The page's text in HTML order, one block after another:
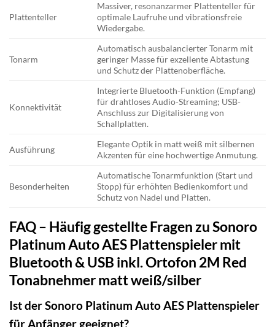
Plattenteller
Massiver, resonanzarmer Plattenteller für
optimale Laufruhe und vibrationsfreie
Wiedergabe.
Tonarm
Automatisch ausbalancierter Tonarm mit
geringer Masse für exzellente Abtastung
und Schutz der Plattenoberfläche.
Konnektivität
Integrierte Bluetooth-Funktion (Empfang)
für drahtloses Audio-Streaming; USB-
Anschluss zur Digitalisierung von
Schallplatten.
Ausführung
Elegante Optik in matt weiß mit silbernen
Akzenten für eine hochwertige Anmutung.
Besonderheiten
Automatische Tonarmfunktion (Start und
Stopp) für erhöhten Bedienkomfort und
Schutz von Nadel und Platten.
FAQ – Häufig gestellte Fragen zu Sonoro
Platinum Auto AES Plattenspieler mit
Bluetooth & USB inkl. Ortofon 2M Red
Tonabnehmer matt weiß/silber
Ist der Sonoro Platinum Auto AES Plattenspieler
für Anfänger geeignet?